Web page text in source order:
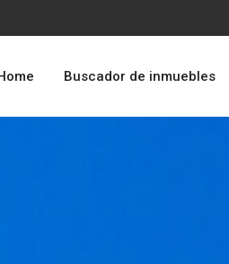
Buscador de inmuebles